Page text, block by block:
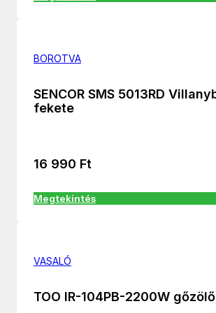
BOROTVA
SENCOR SMS 5013RD
fekete
16 990 Ft
Megtekintés
VASALÓ
TOO IR-104PB-2200W